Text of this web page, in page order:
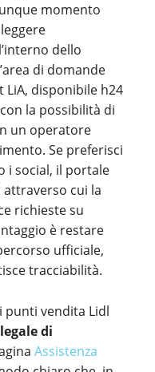
momento
dello
di domande
disponibile h24
la possibilità di
un operatore
Se preferisci
i social, il portale
attraverso cui la
richieste su
è restare
ufficiale,
tracciabilità.
vendita Lidl
di
Assistenza